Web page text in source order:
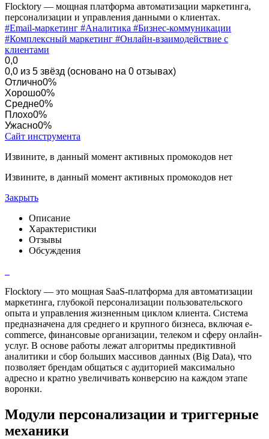
Flocktory — мощная платформа автоматизации маркетинга,
персонализации и управления данными о клиентах.
#Email-маркетинг #Аналитика #Бизнес-коммуникации
#Комплексный маркетинг #Онлайн-взаимодействие с
клиентами
0,0
0,0 из 5 звёзд (основано на 0 отзывах)
Отлично0%
Хорошо0%
Средне0%
Плохо0%
Ужасно0%
Сайт инструмента
Извините, в данный момент активных промокодов нет
Извините, в данный момент активных промокодов нет
Закрыть
Описание
Характеристики
Отзывы
Обсуждения
Flocktory — это мощная SaaS-платформа для автоматизации
маркетинга, глубокой персонализации пользовательского
опыта и управления жизненным циклом клиента. Система
предназначена для среднего и крупного бизнеса, включая e-
commerce, финансовые организации, телеком и сферу онлайн-
услуг. В основе работы лежат алгоритмы предиктивной
аналитики и сбор больших массивов данных (Big Data), что
позволяет брендам общаться с аудиторией максимально
адресно и кратно увеличивать конверсию на каждом этапе
воронки.
Модули персонализации и триггерные
механики